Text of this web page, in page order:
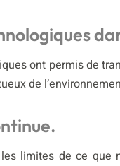
ont permis de
de
limites de ce que